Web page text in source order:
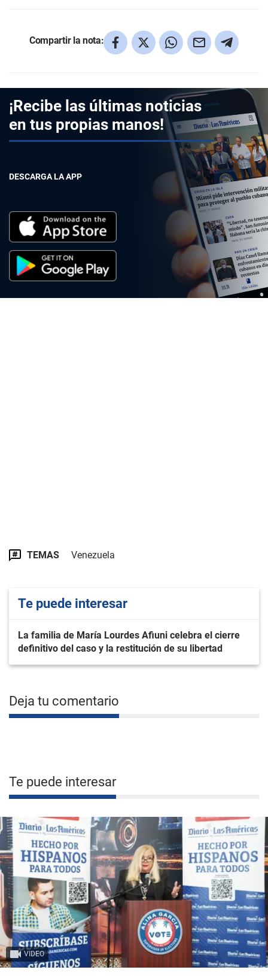
Compartir la nota:
¡Recibe las últimas noticias
en tus propias manos!
DESCARGA LA APP
TEMAS Venezuela
Te puede interesar
La familia de María Lourdes Afiuni celebra el cierre
definitivo del caso y la restitución de su libertad
Deja tu comentario
Te puede interesar
VIDEO